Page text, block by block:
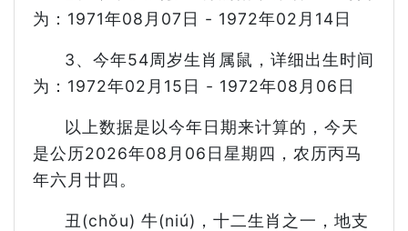
为：1971年08月07日 - 1972年02月14日
3、今年54周岁生肖属鼠，详细出生时间
为：1972年02月15日 - 1972年08月06日
以上数据是以今年日期来计算的，今天
是公历2026年08月06日星期四，农历丙马
年六月廿四。
丑(chǒu) 牛(niú)，十二生肖之一，地支